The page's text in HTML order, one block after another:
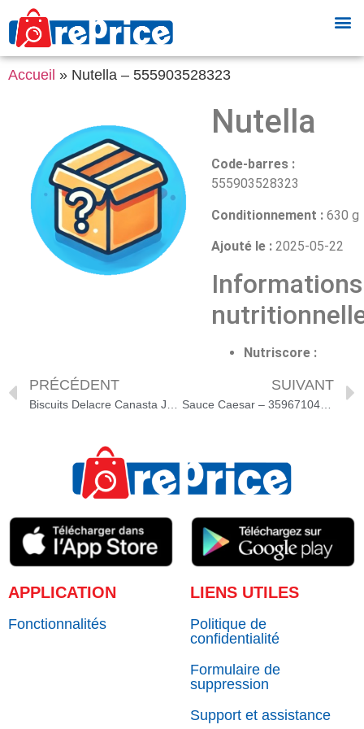
Accueil » Nutella – 555903528323
Nutella
Code-barres :
555903528323
Conditionnement : 630 g
Ajouté le : 2025-05-22
Informations
Nutriscore :
PRÉCÉDENT SUIVANT
Sauce Caesar – 3596710404599
APPLICATION
Fonctionnalités
LIENS UTILES
Politique de
confidentialité
Formulaire de
suppression
Support et assistance